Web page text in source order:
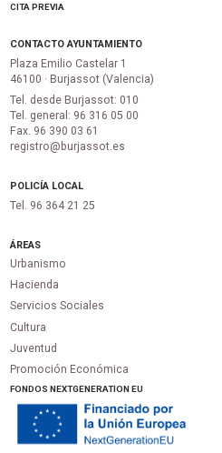
CITA PREVIA
CONTACTO AYUNTAMIENTO
Plaza Emilio Castelar 1
46100 · Burjassot (Valencia)
Tel. desde Burjassot: 010
Tel. general: 96 316 05 00
Fax. 96 390 03 61
registro@burjassot.es
POLICÍA LOCAL
Tel. 96 364 21 25
ÁREAS
Urbanismo
Hacienda
Servicios Sociales
Cultura
Juventud
Promoción Económica
FONDOS NEXTGENERATION EU